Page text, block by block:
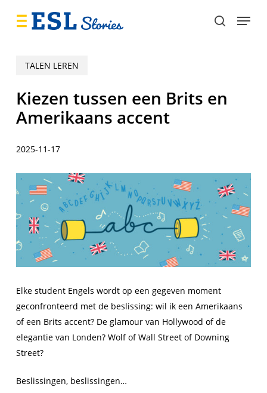
search
Menu
TALEN LEREN
Kiezen tussen een Brits en
Amerikaans accent
2025-11-17
Elke student Engels wordt op een gegeven moment
geconfronteerd met de beslissing: wil ik een Amerikaans
of een Brits accent? De glamour van Hollywood of de
elegantie van Londen? Wolf of Wall Street of Downing
Street?
Beslissingen, beslissingen…